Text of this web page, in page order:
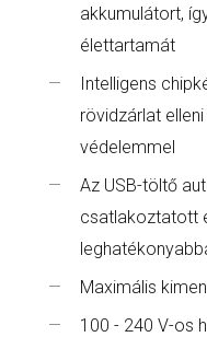
akkumulátort,
élettartamát
Intelligens
rövidzárlat
védelemmel
Az USB-töltő
csatlakoztatott
Maximális
100 - 240 V-os